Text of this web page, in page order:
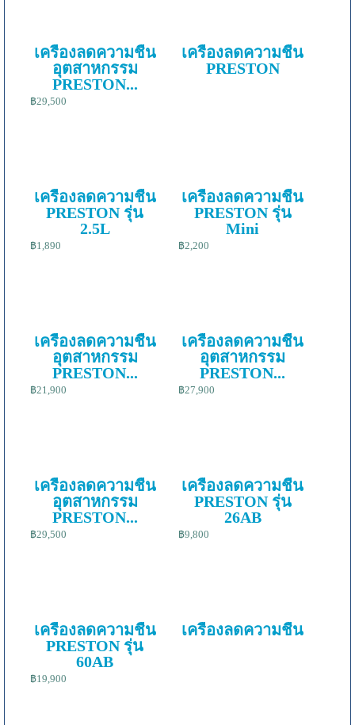
เครื่องลดความชื้น
อุตสาหกรรม
PRESTON...
฿29,500
เครื่องลดความชื้น
PRESTON
เครื่องลดความชื้น
PRESTON รุ่น
2.5L
฿1,890
เครื่องลดความชื้น
PRESTON รุ่น
Mini
฿2,200
เครื่องลดความชื้น
อุตสาหกรรม
PRESTON...
฿21,900
เครื่องลดความชื้น
อุตสาหกรรม
PRESTON...
฿27,900
เครื่องลดความชื้น
อุตสาหกรรม
PRESTON...
฿29,500
เครื่องลดความชื้น
PRESTON รุ่น
26AB
฿9,800
เครื่องลดความชื้น
PRESTON รุ่น
60AB
฿19,900
เครื่องลดความชื้น